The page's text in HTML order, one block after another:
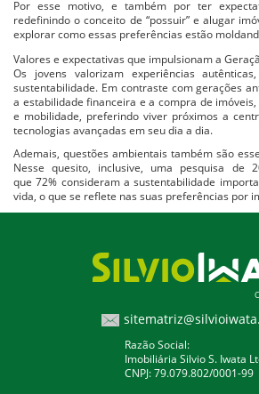
Por esse motivo, e também por ter
redefinindo o conceito de “possuir” e alugar
explorar como essas preferências estão
Valores e expectativas que impulsionam a
Os jovens valorizam experiências
sustentabilidade. Em contraste com gerações
a estabilidade financeira e a compra de
e mobilidade, preferindo viver próximos a
tecnologias avançadas em seu dia a dia.
Ademais, questões ambientais também são
Nesse quesito, inclusive, uma pesquisa de
que72% consideram a sustentabilidade
vida, o que se reflete nas suas preferências por
Razão Social:
Imobiliária Silvio S. Iwata
CNPJ: 79.079.802/0001-99